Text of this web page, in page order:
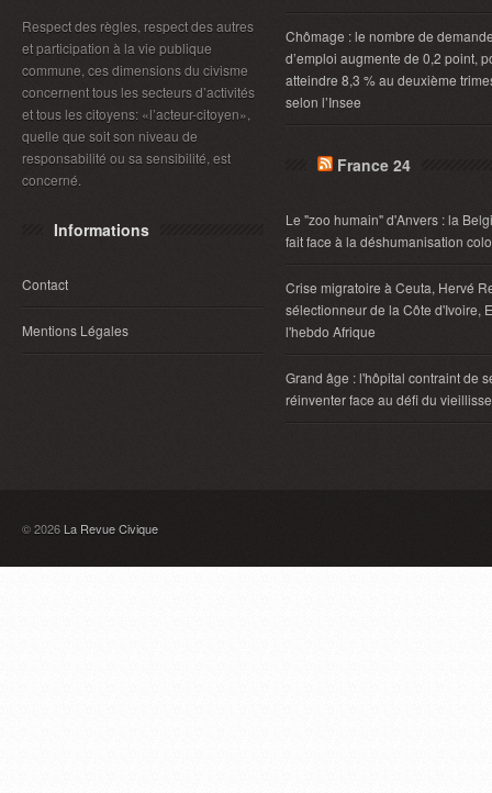
Respect des règles, respect des autres
et participation à la vie publique
commune, ces dimensions du civisme
concernent tous les secteurs d’activités
et tous les citoyens: «l’acteur-citoyen»,
quelle que soit son niveau de
responsabilité ou sa sensibilité, est
concerné.
Informations
Contact
Mentions Légales
Chômage : le nombre de
d’emploi augmente de 0,2 point,
atteindre 8,3 % au deuxième
selon l’Insee
France 24
Le "zoo humain" d'Anvers : la
fait face à la déshumanisation
Crise migratoire à Ceuta, Hervé
sélectionneur de la Côte d'Ivoire,
l'hebdo Afrique
Grand âge : l'hôpital contraint de
réinventer face au défi du
© 2026 La Revue Civique